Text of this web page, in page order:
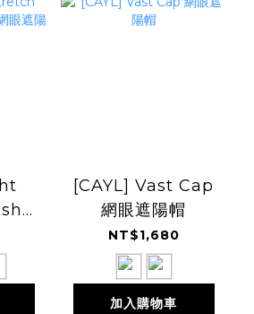
眼
[CAYL] Vast Cap
網眼遮陽帽
NT$1,680
加入購物車